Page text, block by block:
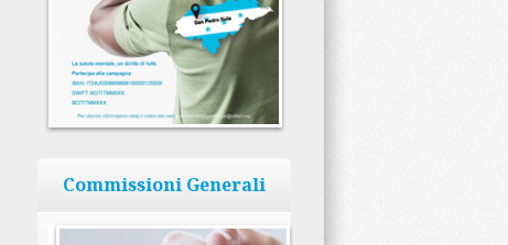
Commissioni Generali